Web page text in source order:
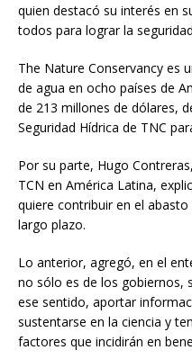
quien destacó su interés en
todos para lograr la
The Nature Conservancy es
de agua en ocho países de
de 213 millones de dólares,
Seguridad Hídrica de TNC
Por su parte, Hugo
TCN en América Latina,
quiere contribuir en el
largo plazo.
Lo anterior, agregó, en el
no sólo es de los gobiernos,
ese sentido, aportar
sustentarse en la ciencia y
factores que incidirán en